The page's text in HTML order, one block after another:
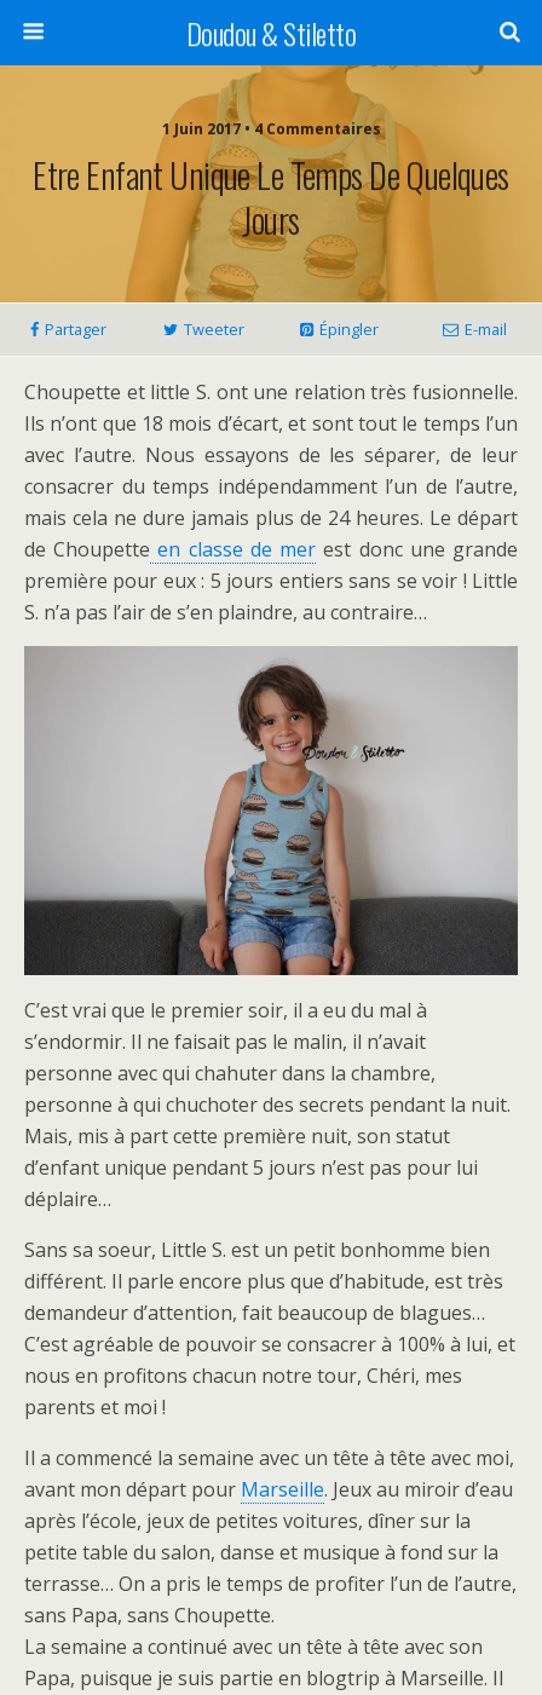
Doudou & Stiletto
1 Juin 2017 • 4 Commentaires
Etre Enfant Unique Le Temps De Quelques
Jours
Partager Tweeter Épingler E-mail
Choupette et little S. ont une relation très fusionnelle.
Ils n’ont que 18 mois d’écart, et sont tout le temps l’un
avec l’autre. Nous essayons de les séparer, de leur
consacrer du temps indépendamment l’un de l’autre,
mais cela ne dure jamais plus de 24 heures. Le départ
de Choupette en classe de mer est donc une grande
première pour eux : 5 jours entiers sans se voir ! Little
S. n’a pas l’air de s’en plaindre, au contraire…
C’est vrai que le premier soir, il a eu du mal à
s’endormir. Il ne faisait pas le malin, il n’avait
personne avec qui chahuter dans la chambre,
personne à qui chuchoter des secrets pendant la nuit.
Mais, mis à part cette première nuit, son statut
d’enfant unique pendant 5 jours n’est pas pour lui
déplaire…
Sans sa soeur, Little S. est un petit bonhomme bien
différent. Il parle encore plus que d’habitude, est très
demandeur d’attention, fait beaucoup de blagues…
C’est agréable de pouvoir se consacrer à 100% à lui, et
nous en profitons chacun notre tour, Chéri, mes
parents et moi !
Il a commencé la semaine avec un tête à tête avec moi,
avant mon départ pour Marseille. Jeux au miroir d’eau
après l’école, jeux de petites voitures, dîner sur la
petite table du salon, danse et musique à fond sur la
terrasse… On a pris le temps de profiter l’un de l’autre,
sans Papa, sans Choupette.
La semaine a continué avec un tête à tête avec son
Papa, puisque je suis partie en blogtrip à Marseille. Il